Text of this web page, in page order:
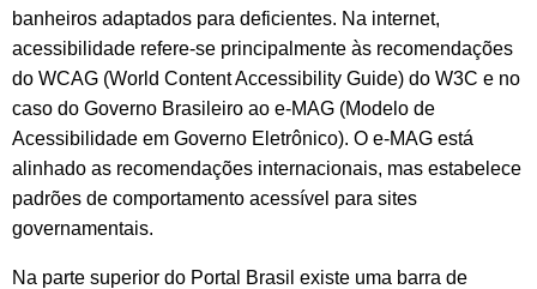
banheiros adaptados para deficientes. Na internet,
acessibilidade refere-se principalmente às recomendações
do WCAG (World Content Accessibility Guide) do W3C e no
caso do Governo Brasileiro ao e-MAG (Modelo de
Acessibilidade em Governo Eletrônico). O e-MAG está
alinhado as recomendações internacionais, mas estabelece
padrões de comportamento acessível para sites
governamentais.
Na parte superior do Portal Brasil existe uma barra de